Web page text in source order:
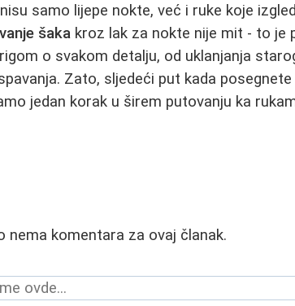
samo lijepe nokte, već i ruke koje
šaka kroz lak za nokte nije mit - to je
o svakom detalju, od uklanjanja
Zato, sljedeći put kada
jedan korak u širem putovanju ka
nema komentara za ovaj članak.